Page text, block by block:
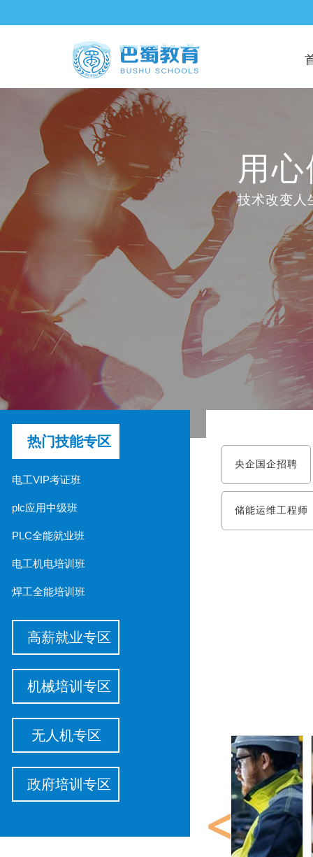
用
技术改变人
热门技能专区
电工VIP考证班
plc应用中级班
PLC全能就业班
电工机电培训班
焊工全能培训班
高薪就业专区
机械培训专区
无人机专区
政府培训专区
央企国企招聘
储能运维工程师